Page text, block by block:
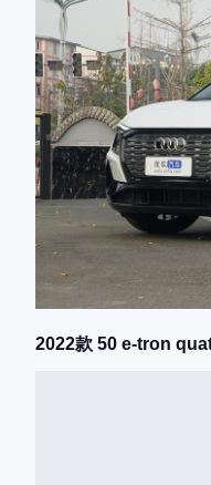
2022款 50 e-tron